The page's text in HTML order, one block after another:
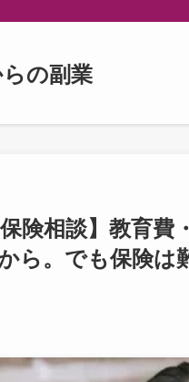
の副業
険相談】教育
ら。でも保険